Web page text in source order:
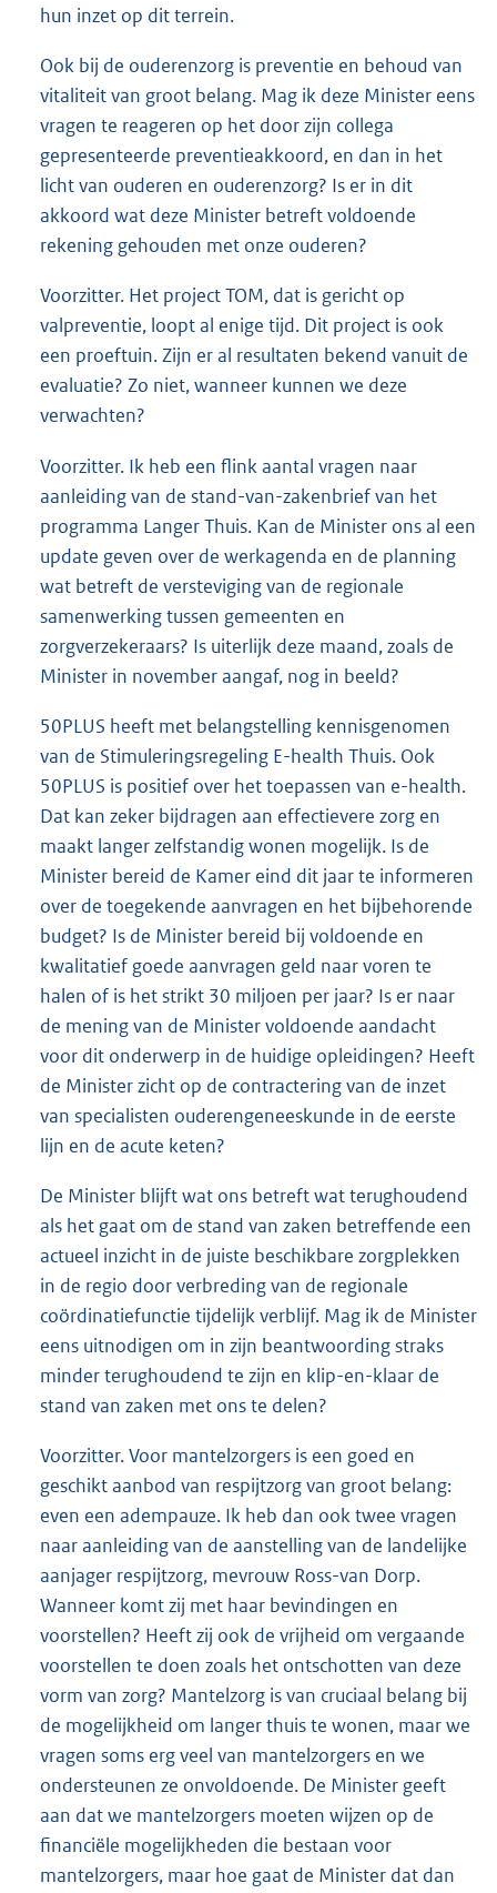
hun inzet op dit terrein.
Ook bij de ouderenzorg is preventie en behoud van
vitaliteit van groot belang. Mag ik deze Minister eens
vragen te reageren op het door zijn collega
gepresenteerde preventieakkoord, en dan in het
licht van ouderen en ouderenzorg? Is er in dit
akkoord wat deze Minister betreft voldoende
rekening gehouden met onze ouderen?
Voorzitter. Het project TOM, dat is gericht op
valpreventie, loopt al enige tijd. Dit project is ook
een proeftuin. Zijn er al resultaten bekend vanuit de
evaluatie? Zo niet, wanneer kunnen we deze
verwachten?
Voorzitter. Ik heb een flink aantal vragen naar
aanleiding van de stand-van-zakenbrief van het
programma Langer Thuis. Kan de Minister ons al een
update geven over de werkagenda en de planning
wat betreft de versteviging van de regionale
samenwerking tussen gemeenten en
zorgverzekeraars? Is uiterlijk deze maand, zoals de
Minister in november aangaf, nog in beeld?
50PLUS heeft met belangstelling kennisgenomen
van de Stimuleringsregeling E-health Thuis. Ook
50PLUS is positief over het toepassen van e-health.
Dat kan zeker bijdragen aan effectievere zorg en
maakt langer zelfstandig wonen mogelijk. Is de
Minister bereid de Kamer eind dit jaar te informeren
over de toegekende aanvragen en het bijbehorende
budget? Is de Minister bereid bij voldoende en
kwalitatief goede aanvragen geld naar voren te
halen of is het strikt 30 miljoen per jaar? Is er naar
de mening van de Minister voldoende aandacht
voor dit onderwerp in de huidige opleidingen? Heeft
de Minister zicht op de contractering van de inzet
van specialisten ouderengeneeskunde in de eerste
lijn en de acute keten?
De Minister blijft wat ons betreft wat terughoudend
als het gaat om de stand van zaken betreffende een
actueel inzicht in de juiste beschikbare zorgplekken
in de regio door verbreding van de regionale
coördinatiefunctie tijdelijk verblijf. Mag ik de Minister
eens uitnodigen om in zijn beantwoording straks
minder terughoudend te zijn en klip-en-klaar de
stand van zaken met ons te delen?
Voorzitter. Voor mantelzorgers is een goed en
geschikt aanbod van respijtzorg van groot belang:
even een adempauze. Ik heb dan ook twee vragen
naar aanleiding van de aanstelling van de landelijke
aanjager respijtzorg, mevrouw Ross-van Dorp.
Wanneer komt zij met haar bevindingen en
voorstellen? Heeft zij ook de vrijheid om vergaande
voorstellen te doen zoals het ontschotten van deze
vorm van zorg? Mantelzorg is van cruciaal belang bij
de mogelijkheid om langer thuis te wonen, maar we
vragen soms erg veel van mantelzorgers en we
ondersteunen ze onvoldoende. De Minister geeft
aan dat we mantelzorgers moeten wijzen op de
financiële mogelijkheden die bestaan voor
mantelzorgers, maar hoe gaat de Minister dat dan